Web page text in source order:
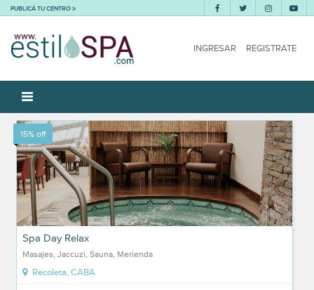
PUBLICÁ TU CENTRO
INGRESAR REGISTRATE
15% off
Spa Day Relax
Masajes, Jaccuzi, Sauna, Merienda
Recoleta, CABA